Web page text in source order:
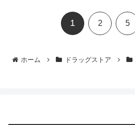
1 2 5
ホーム ドラッグストア